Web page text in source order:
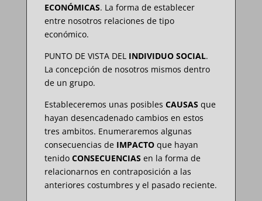
ECONÓMICAS. La forma de establecer
entre nosotros relaciones de tipo
económico.
PUNTO DE VISTA DEL INDIVIDUO SOCIAL.
La concepción de nosotros mismos dentro
de un grupo.
Estableceremos unas posibles CAUSAS que
hayan desencadenado cambios en estos
tres ambitos. Enumeraremos algunas
consecuencias deIMPACTOque hayan
tenido CONSECUENCIAS en la forma de
relacionarnos en contraposición a las
anteriores costumbres y el pasado reciente.